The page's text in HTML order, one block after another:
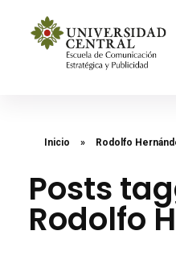
Inicio » Rodolfo
Posts
Rodolfo